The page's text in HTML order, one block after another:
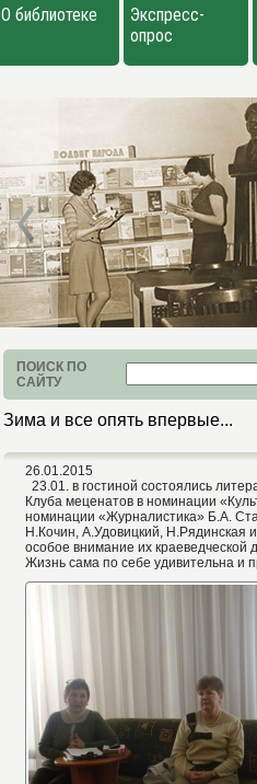
О библиотеке
Экспресс-
опрос
ПОИСК ПО
САЙТУ
Зима и все опять впервые...
26.01.2015
23.01. в гостиной состоялись
Клуба меценатов в номинации
номинации «Журналистика» Б.А.
Н.Кочин, А.Удовицкий, Н.Рядинская
особое внимание их краеведческой
Жизнь сама по себе удивительна и